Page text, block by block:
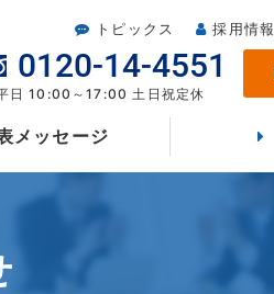
トピックス 採用情報
0120-14-4551
日 10:00～17:00 土日祝定休
メッセージ